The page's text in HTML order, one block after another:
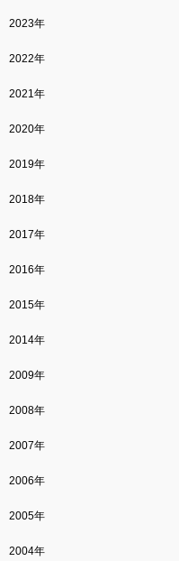
2023年
2022年
2021年
2020年
2019年
2018年
2017年
2016年
2015年
2014年
2009年
2008年
2007年
2006年
2005年
2004年